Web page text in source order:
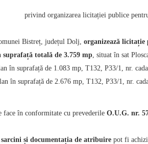
privind organizarea licitației publice
Bistreț, județul Dolj,organizează licitație
suprafață totală de 3.759 mp, situat în sat
în suprafață de 1.083 mp, T132, P33/1, nr.
în suprafață de 2.676 mp, T132, P33/1, nr.
face în conformitate cu prevederile O.U.G. nr.
și documentația de atribuire pot fi